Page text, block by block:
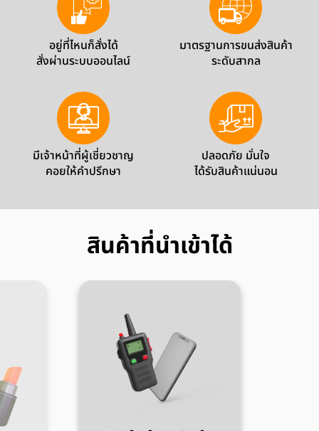
อยู่ที่ไหนก็สั่งได้
สั่งผ่านระบบออนไลน์
มาตรฐานการขนส่งสินค้า
ระดับสากล
มีเจ้าหน้าที่ผู้เชี่ยวชาญ
คอยให้คำปรึกษา
ปลอดภัย มั่นใจ
ได้รับสินค้าแน่นอน
สินค้าที่นำเข้าได้